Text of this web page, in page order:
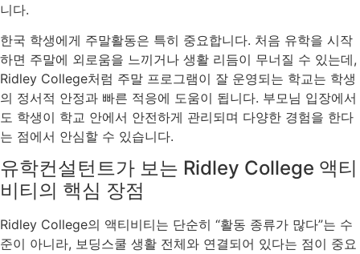
니다.
한국 학생에게 주말활동은 특히 중요합니다. 처음 유학을 시작
하면 주말에 외로움을 느끼거나 생활 리듬이 무너질 수 있는데,
Ridley College처럼 주말 프로그램이 잘 운영되는 학교는 학생
의 정서적 안정과 빠른 적응에 도움이 됩니다. 부모님 입장에서
도 학생이 학교 안에서 안전하게 관리되며 다양한 경험을 한다
는 점에서 안심할 수 있습니다.
유학컨설턴트가 보는 Ridley College 액티
비티의 핵심 장점
Ridley College의 액티비티는 단순히 “활동 종류가 많다”는 수
준이 아니라, 보딩스쿨 생활 전체와 연결되어 있다는 점이 중요